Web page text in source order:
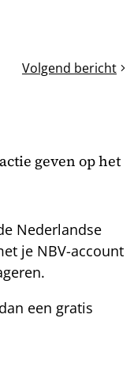
Volgend bericht
F0,
A
ook
B
zeggen.
geven op het
Nederlandse
je NBV-account
een gratis